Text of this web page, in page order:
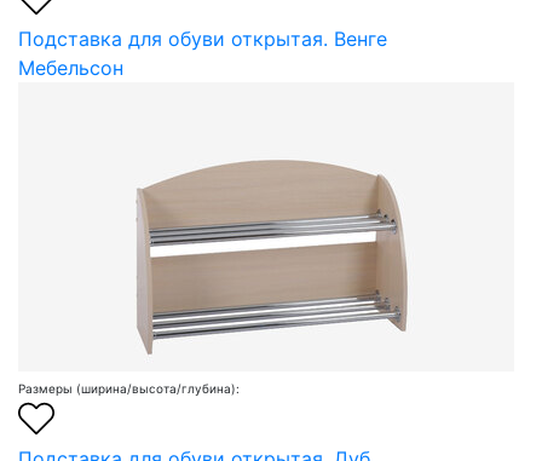
Подставка для обуви открытая. Венге
Мебельсон
Размеры (ширина/высота/глубина):